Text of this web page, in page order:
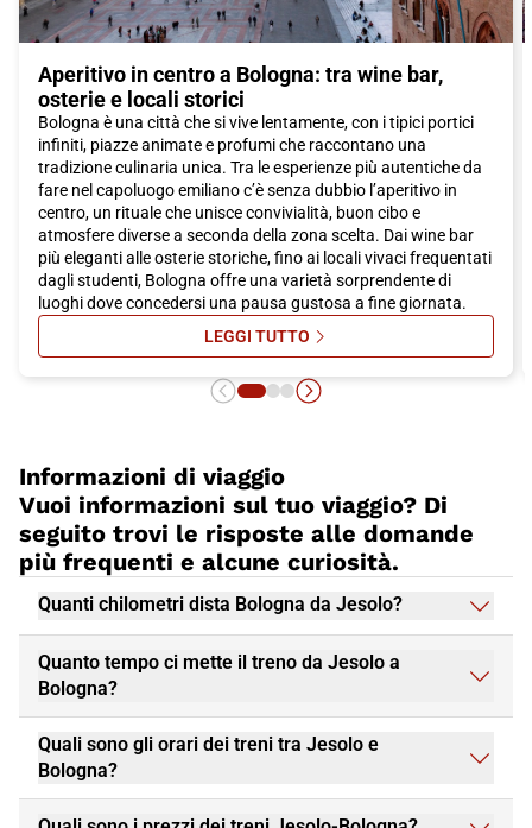
Per arrivare a Bologna, ti consigliamo di viaggiare con il treno
Italo. Con un viaggio comodo e conveniente, potrai raggiungere
ha da offrire. I treni Italo offrono un servizio di alta qualità, con
comfort e servizi moderni che rendono il viaggio un'esperienza
piacevole.
Non aspettare oltre, prenota il tuo biglietto Italo perBolognae
immergiti nell'affascinante atmosfera di questa città ricca di
cultura, storia e prelibatezze culinarie.
Aperitivo in centro a Bologna: tra wine bar,
osterie e locali storici
Bologna è una città che si vive lentamente, con i tipici portici
infiniti, piazze animate e profumi che raccontano una
tradizione culinaria unica. Tra le esperienze più autentiche da
fare nel capoluogo emiliano c’è senza dubbio l’aperitivo in
centro, un rituale che unisce convivialità, buon cibo e
atmosfere diverse a seconda della zona scelta. Dai wine bar
più eleganti alle osterie storiche, fino ai locali vivaci frequentati
dagli studenti, Bologna offre una varietà sorprendente di
luoghi dove concedersi una pausa gustosa a fine giornata.
LEGGI TUTTOSU APERITIVO IN CENTRO A
Informazioni di viaggio
Vuoi informazioni sul tuo viaggio? Di
seguito trovi le risposte alle domande
più frequenti e alcune curiosità.
Quanti chilometri dista Bologna da Jesolo?
Quanto tempo ci mette il treno da Jesolo a
Bologna?
Quali sono gli orari dei treni tra Jesolo e
Bologna?